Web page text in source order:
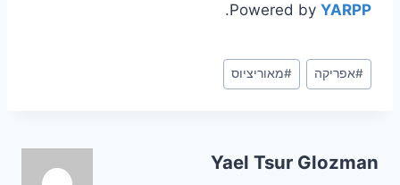
Powered by YARPP
.
Post
Tags:
#אפריקה #מאוריציוס
Yael Tsur Glozman